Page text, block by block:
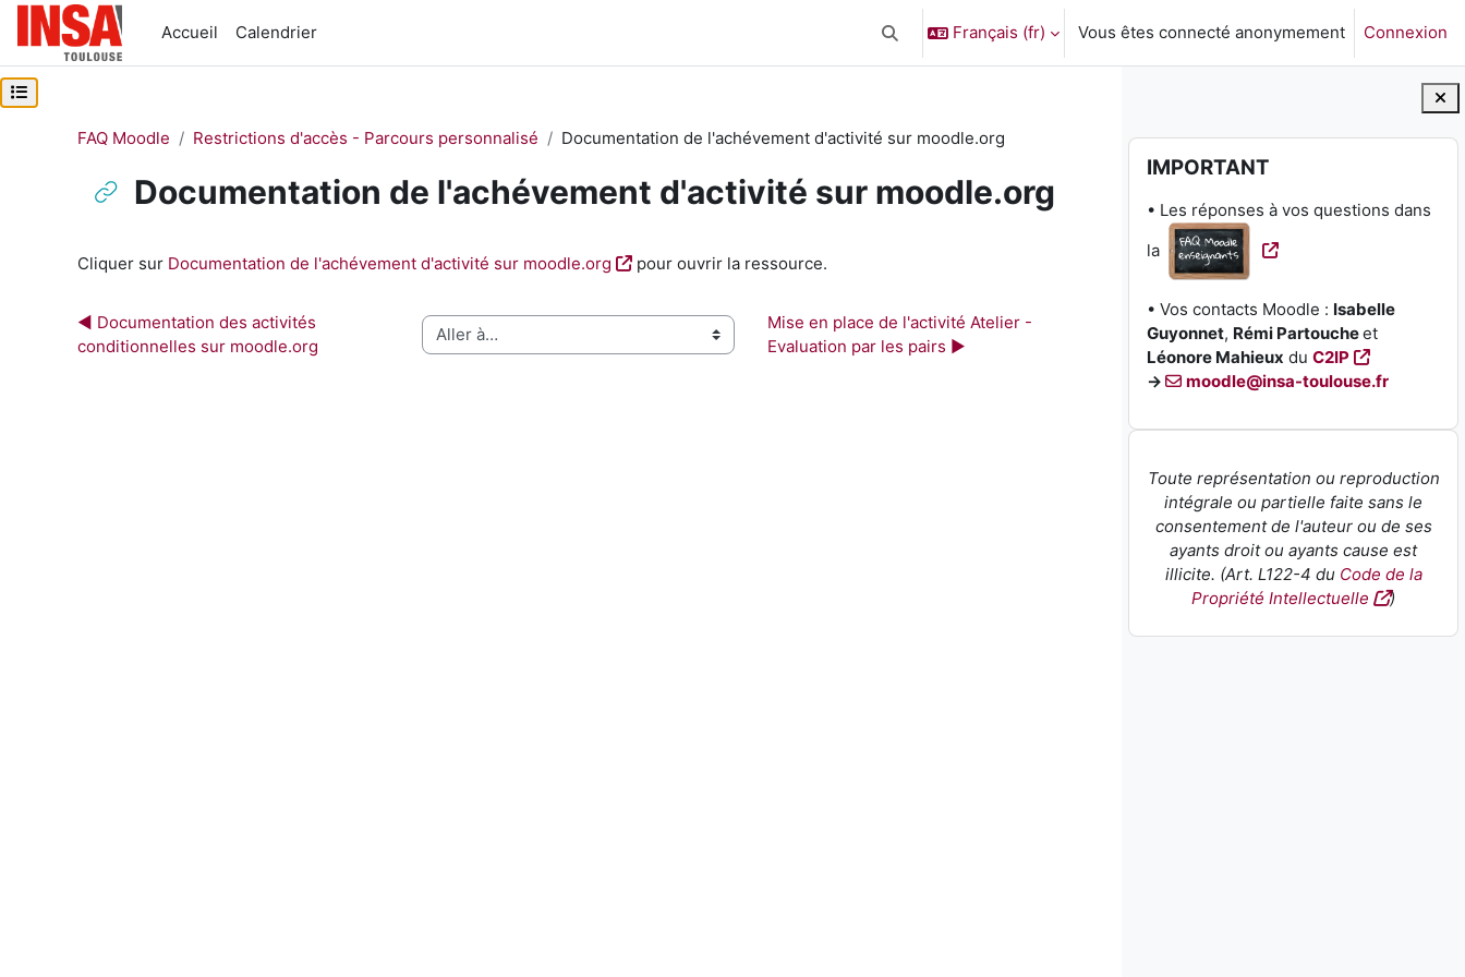
Passer au contenu principal
Accueil
Calendrier Activer/désactiver la saisie de recherche
Français ‎(fr)‎ Vous êtes connecté anonymement Connexion
Blocs
Passer IMPORTANT
IMPORTANT
• Les réponses à vos questions dans
la
• Vos contacts Moodle : Isabelle
Guyonnet, Rémi Partoucheet
Léonore Mahieux duC2IP
→
moodle@insa-toulouse.fr
Toute représentation ou reproduction
intégrale ou partielle faite sans le
consentement de l'auteur ou de ses
ayants droit ou ayants cause est
illicite. (Art. L122-4 du Code de la
Propriété Intellectuelle
)
Ouvrir l’index du cours
FAQ Moodle Restrictions d'accès - Parcours personnalisé Documentation de l'achévement d'activité sur moodle.org
Documentation de l'achévement d'activité sur moodle.org
Cliquer sur Documentation de l'achévement d'activité sur moodle.org pour ouvrir la ressource.
◀︎ Documentation des activités
conditionnelles sur moodle.org
Aller à…
Mise en place de l'activité Atelier -
Evaluation par les pairs ▶︎